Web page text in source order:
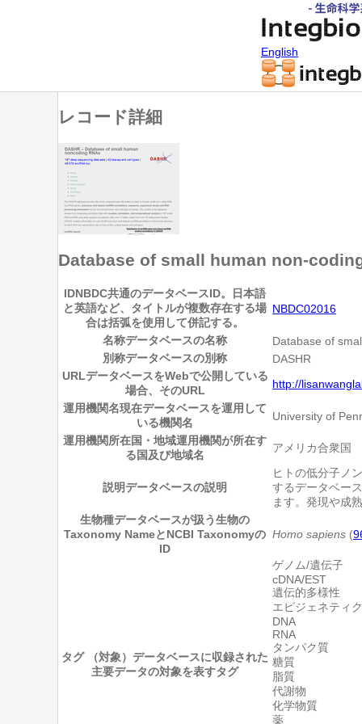
English
レコード詳細
Database of small human non-
IDNBDC共通のデータベースID。日本語
と英語など、タイトルが複数存在する場
合は括弧を使用して併記する。
NBDC02016
名称データベースの名称
Database of
別称データベースの別称
DASHR
URLデータベースをWebで公開している
場合、そのURL
http://
運用機関名現在データベースを運用して
いる機関名
University of
運用機関所在国・地域運用機関が所在す
る国及び地域名
アメリカ合衆国
説明データベースの説明
ヒトの低分子ノ
するデータベー
ます。発現や成
生物種データベースが扱う生物の
Taxonomy NameとNCBI Taxonomyの
ID
Homo sapiens (
タグ （対象） データベースに収録された
主要データの対象を表すタグ
ゲノム/遺伝子
cDNA/EST
遺伝的多様性
エピジェネティ
DNA
RNA
タンパク質
糖質
脂質
代謝物
化学物質
薬